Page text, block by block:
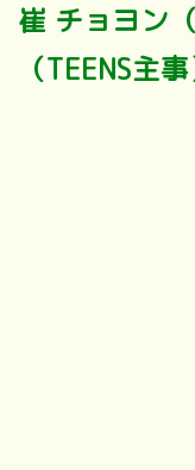
崔 チョヨン
（TEENS主事